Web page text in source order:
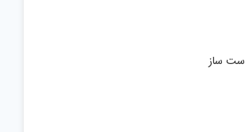
ساز